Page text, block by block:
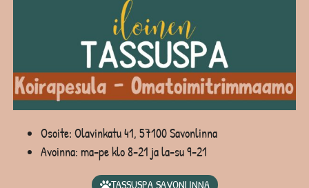
Osoite: Olavinkatu 41, 57100 Savonlinna
Avoinna: ma-pe klo 8-21 ja la-su 9-21
TASSUSPA SAVONLINNA